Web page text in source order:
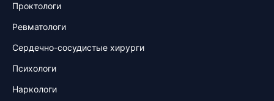
Проктологи
Ревматологи
Сердечно-сосудистые хирурги
Психологи
Наркологи